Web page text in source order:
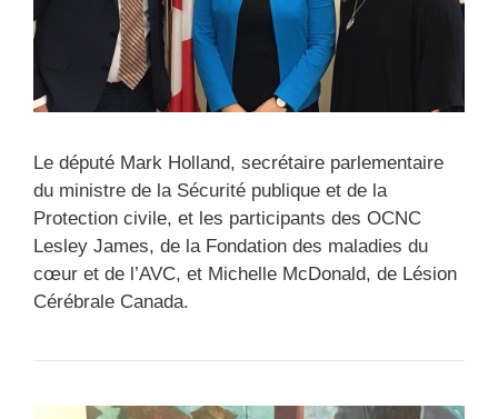
Le député Mark Holland, secrétaire parlementaire
du ministre de la Sécurité publique et de la
Protection civile, et les participants des OCNC
Lesley James, de la Fondation des maladies du
cœur et de l’AVC, et Michelle McDonald, de Lésion
Cérébrale Canada.